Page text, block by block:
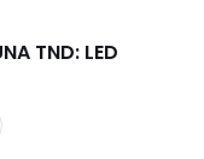
TND: LED